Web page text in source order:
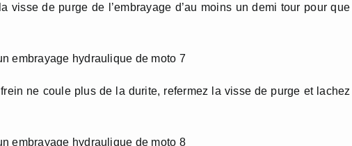
visse de purge de l’embrayage d’au moins un demi tour pour
ne coule plus de la durite, refermez la visse de purge et